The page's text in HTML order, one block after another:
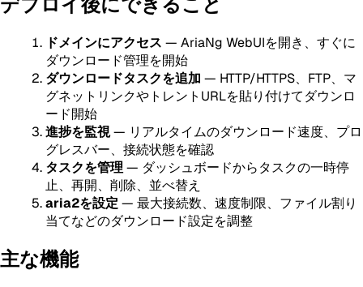
ドメインにアクセス — AriaNg WebUIを開き、すぐに
ダウンロード管理を開始
ダウンロードタスクを追加 — HTTP/HTTPS、FTP、マ
グネットリンクやトレントURLを貼り付けてダウンロ
ード開始
進捗を監視— リアルタイムのダウンロード速度、プロ
グレスバー、接続状態を確認
タスクを管理 — ダッシュボードからタスクの一時停
止、再開、削除、並べ替え
aria2を設定 — 最大接続数、速度制限、ファイル割り
当てなどのダウンロード設定を調整
主な機能